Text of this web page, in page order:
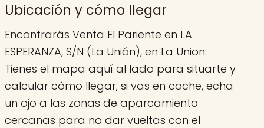
Ubicación y cómo llegar
Encontrarás Venta El Pariente en LA
ESPERANZA, S/N (La Unión), en La Union.
Tienes el mapa aquí al lado para situarte y
calcular cómo llegar; si vas en coche, echa
un ojo a las zonas de aparcamiento
cercanas para no dar vueltas con el